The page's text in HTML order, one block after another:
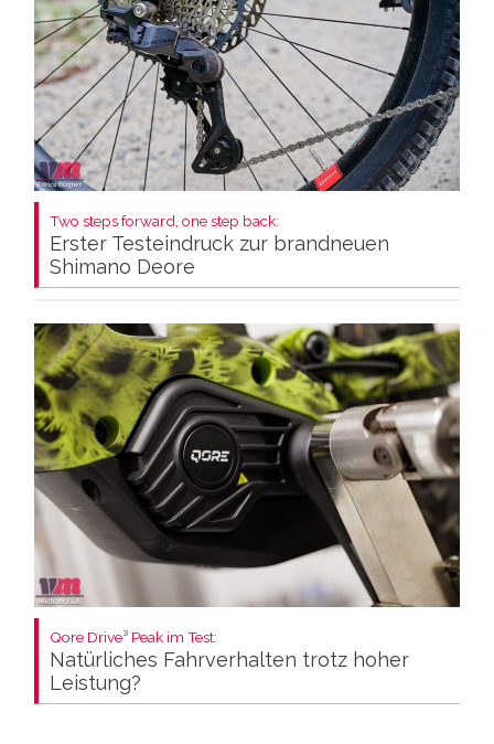
Two steps forward, one step back:
Erster Testeindruck zur brandneuen
Shimano Deore
Qore Drive³ Peak im Test:
Natürliches Fahrverhalten trotz hoher
Leistung?